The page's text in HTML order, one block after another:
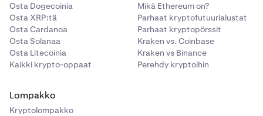
Osta Dogecoinia
Osta XRP:tä
Osta Cardanoa
Osta Solanaa
Osta Litecoinia
Kaikki krypto-oppaat
Mikä Ethereum on?
Parhaat kryptofutuurialustat
Parhaat kryptopörssit
Kraken vs. Coinbase
Kraken vs Binance
Perehdy kryptoihin
Lompakko
Kryptolompakko